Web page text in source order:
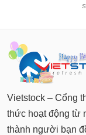
Vietstock – Cổng
thức hoạt động từ
thành người bạn